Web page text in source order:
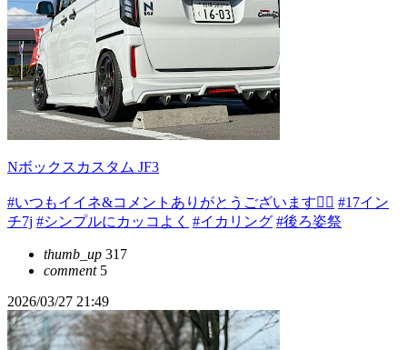
Nボックスカスタム JF3
#いつもイイネ&コメントありがとうございます🙇‍♂️ #17イン
チ7j #シンプルにカッコよく #イカリング #後ろ姿祭
thumb_up 317
comment5
2026/03/27 21:49